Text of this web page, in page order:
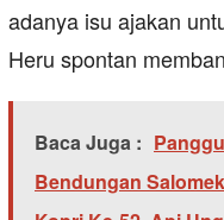
adanya isu ajakan
Heru spontan
Baca Juga :
Bendungan